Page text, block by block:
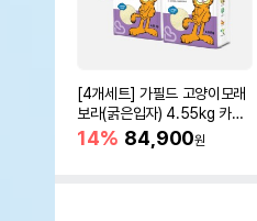
[4개세트] 가필드 고양이모래
보라(굵은입자) 4.55kg 카사
바모래
14% 84,900원